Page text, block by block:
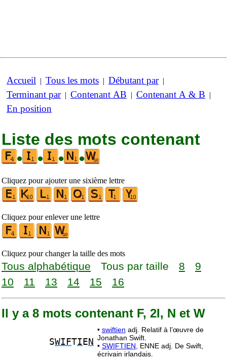
Accueil | Tous les mots | Débutant par|
Terminant par| Contenant AB | Contenant A & B |
En position
Liste des mots contenant
•
• • •
Cliquez pour ajouter une sixième lettre
Cliquez pour enlever une lettre
Cliquez pour changer la taille des mots
Tous alphabétique Tous par taille 8
9
10
11 13 14 15 16
Il y a 8 mots contenant F, 2I, N et W
SWIFTI E N
• swiftien adj. Relatif à l’œuvre de
Jonathan Swift.
• SWIFTIEN,
ENNE adj. De Swift,
écrivain irlandais.